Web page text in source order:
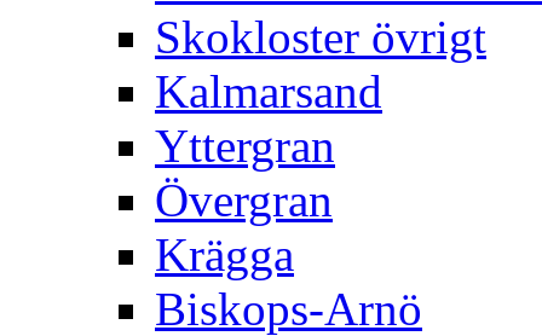
Skokloster övrigt
Kalmarsand
Yttergran
Övergran
Krägga
Biskops-Arnö